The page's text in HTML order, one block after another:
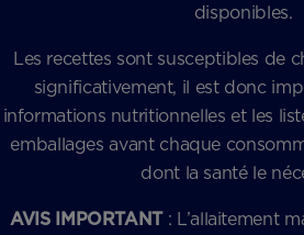
disponibles.
Les recettes sont susceptibles de
significativement, il est donc
informations nutritionnelles et les
emballages avant chaque
dont la santé le
AVIS IMPORTANT : L’allaitement